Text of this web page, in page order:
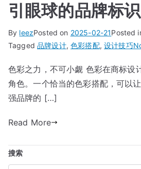
引眼球的品牌标识
By leezPosted on 2025-02-21Posted
Tagged品牌设计,色彩搭配,设计技巧
色彩之力，不可小觑 色彩在商标设
角色。一个恰当的色彩搭配，可以
强品牌的 […]
Read More
搜索